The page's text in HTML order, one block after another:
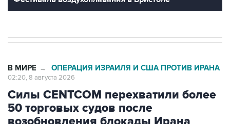
Силы CENTCOM перехватили более
50 торговых судов после
возобновления блокады Ирана